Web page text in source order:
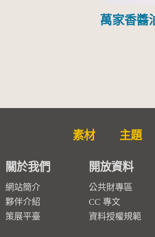
萬家香醬
素材 主題
關於我們
網站簡介
夥伴介紹
策展平臺
開放資料
公共財專區
CC 專文
資料授權規範